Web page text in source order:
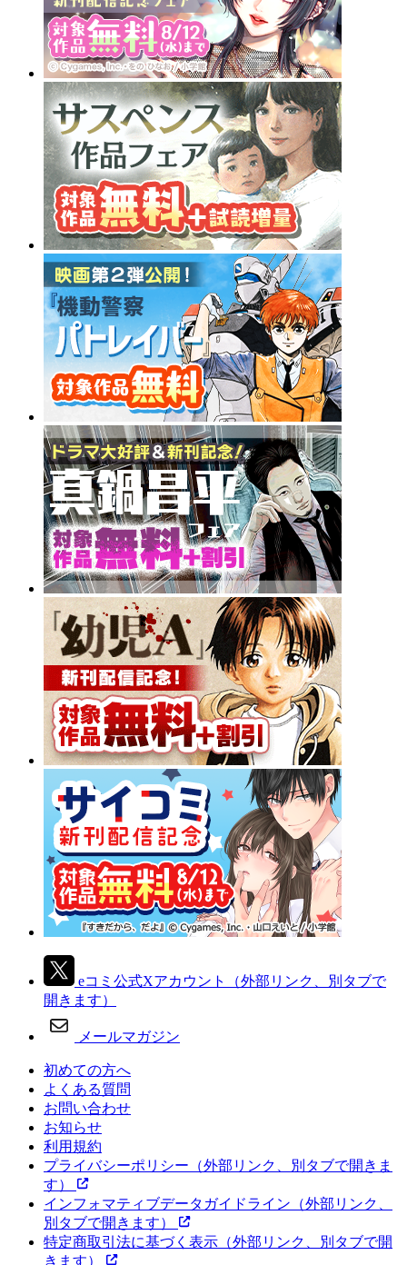
eコミ公式Xアカウント
（外部リンク、別タブで
開きます）
メールマガジン
初めての方へ
よくある質問
お問い合わせ
お知らせ
利用規約
プライバシーポリシー （外部リンク、別タブで開きま
す）
インフォマティブデータガイドライン （外部リンク、
別タブで開きます）
特定商取引法に基づく表示 （外部リンク、別タブで開
きます）